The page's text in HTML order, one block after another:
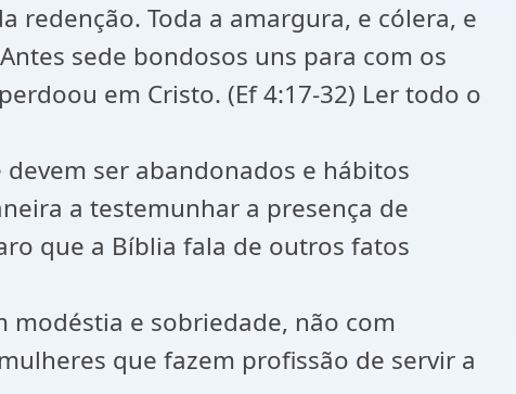
redenção. Toda a amargura, e cólera, e
sede bondosos uns para com os
em Cristo. (Ef 4:17-32) Ler todo o
ser abandonados e hábitos
a testemunhar a presença de
que a Bíblia fala de outros fatos
modéstia e sobriedade, não com
que fazem profissão de servir a